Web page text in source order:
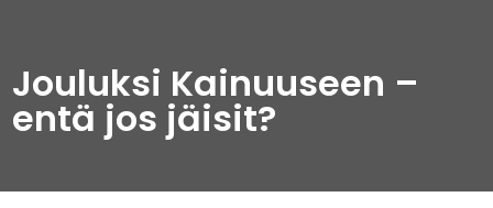
Jouluksi Kainuuseen –
entä jos jäisit?